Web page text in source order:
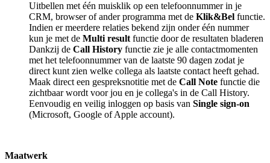
Uitbellen met één muisklik op een telefoonnummer in je
CRM, browser of ander programma met de Klik&Bel functie.
Indien er meerdere relaties bekend zijn onder één nummer
kun je met de Multi result functie door de resultaten bladeren
Dankzij de Call History functie zie je alle contactmomenten
met het telefoonnummer van de laatste 90 dagen zodat je
direct kunt zien welke collega als laatste contact heeft gehad.
Maak direct een gespreksnotitie met de Call Note functie die
zichtbaar wordt voor jou en je collega's in de Call History.
Eenvoudig en veilig inloggen op basis van Single sign-on
(Microsoft, Google of Apple account).
Maatwerk